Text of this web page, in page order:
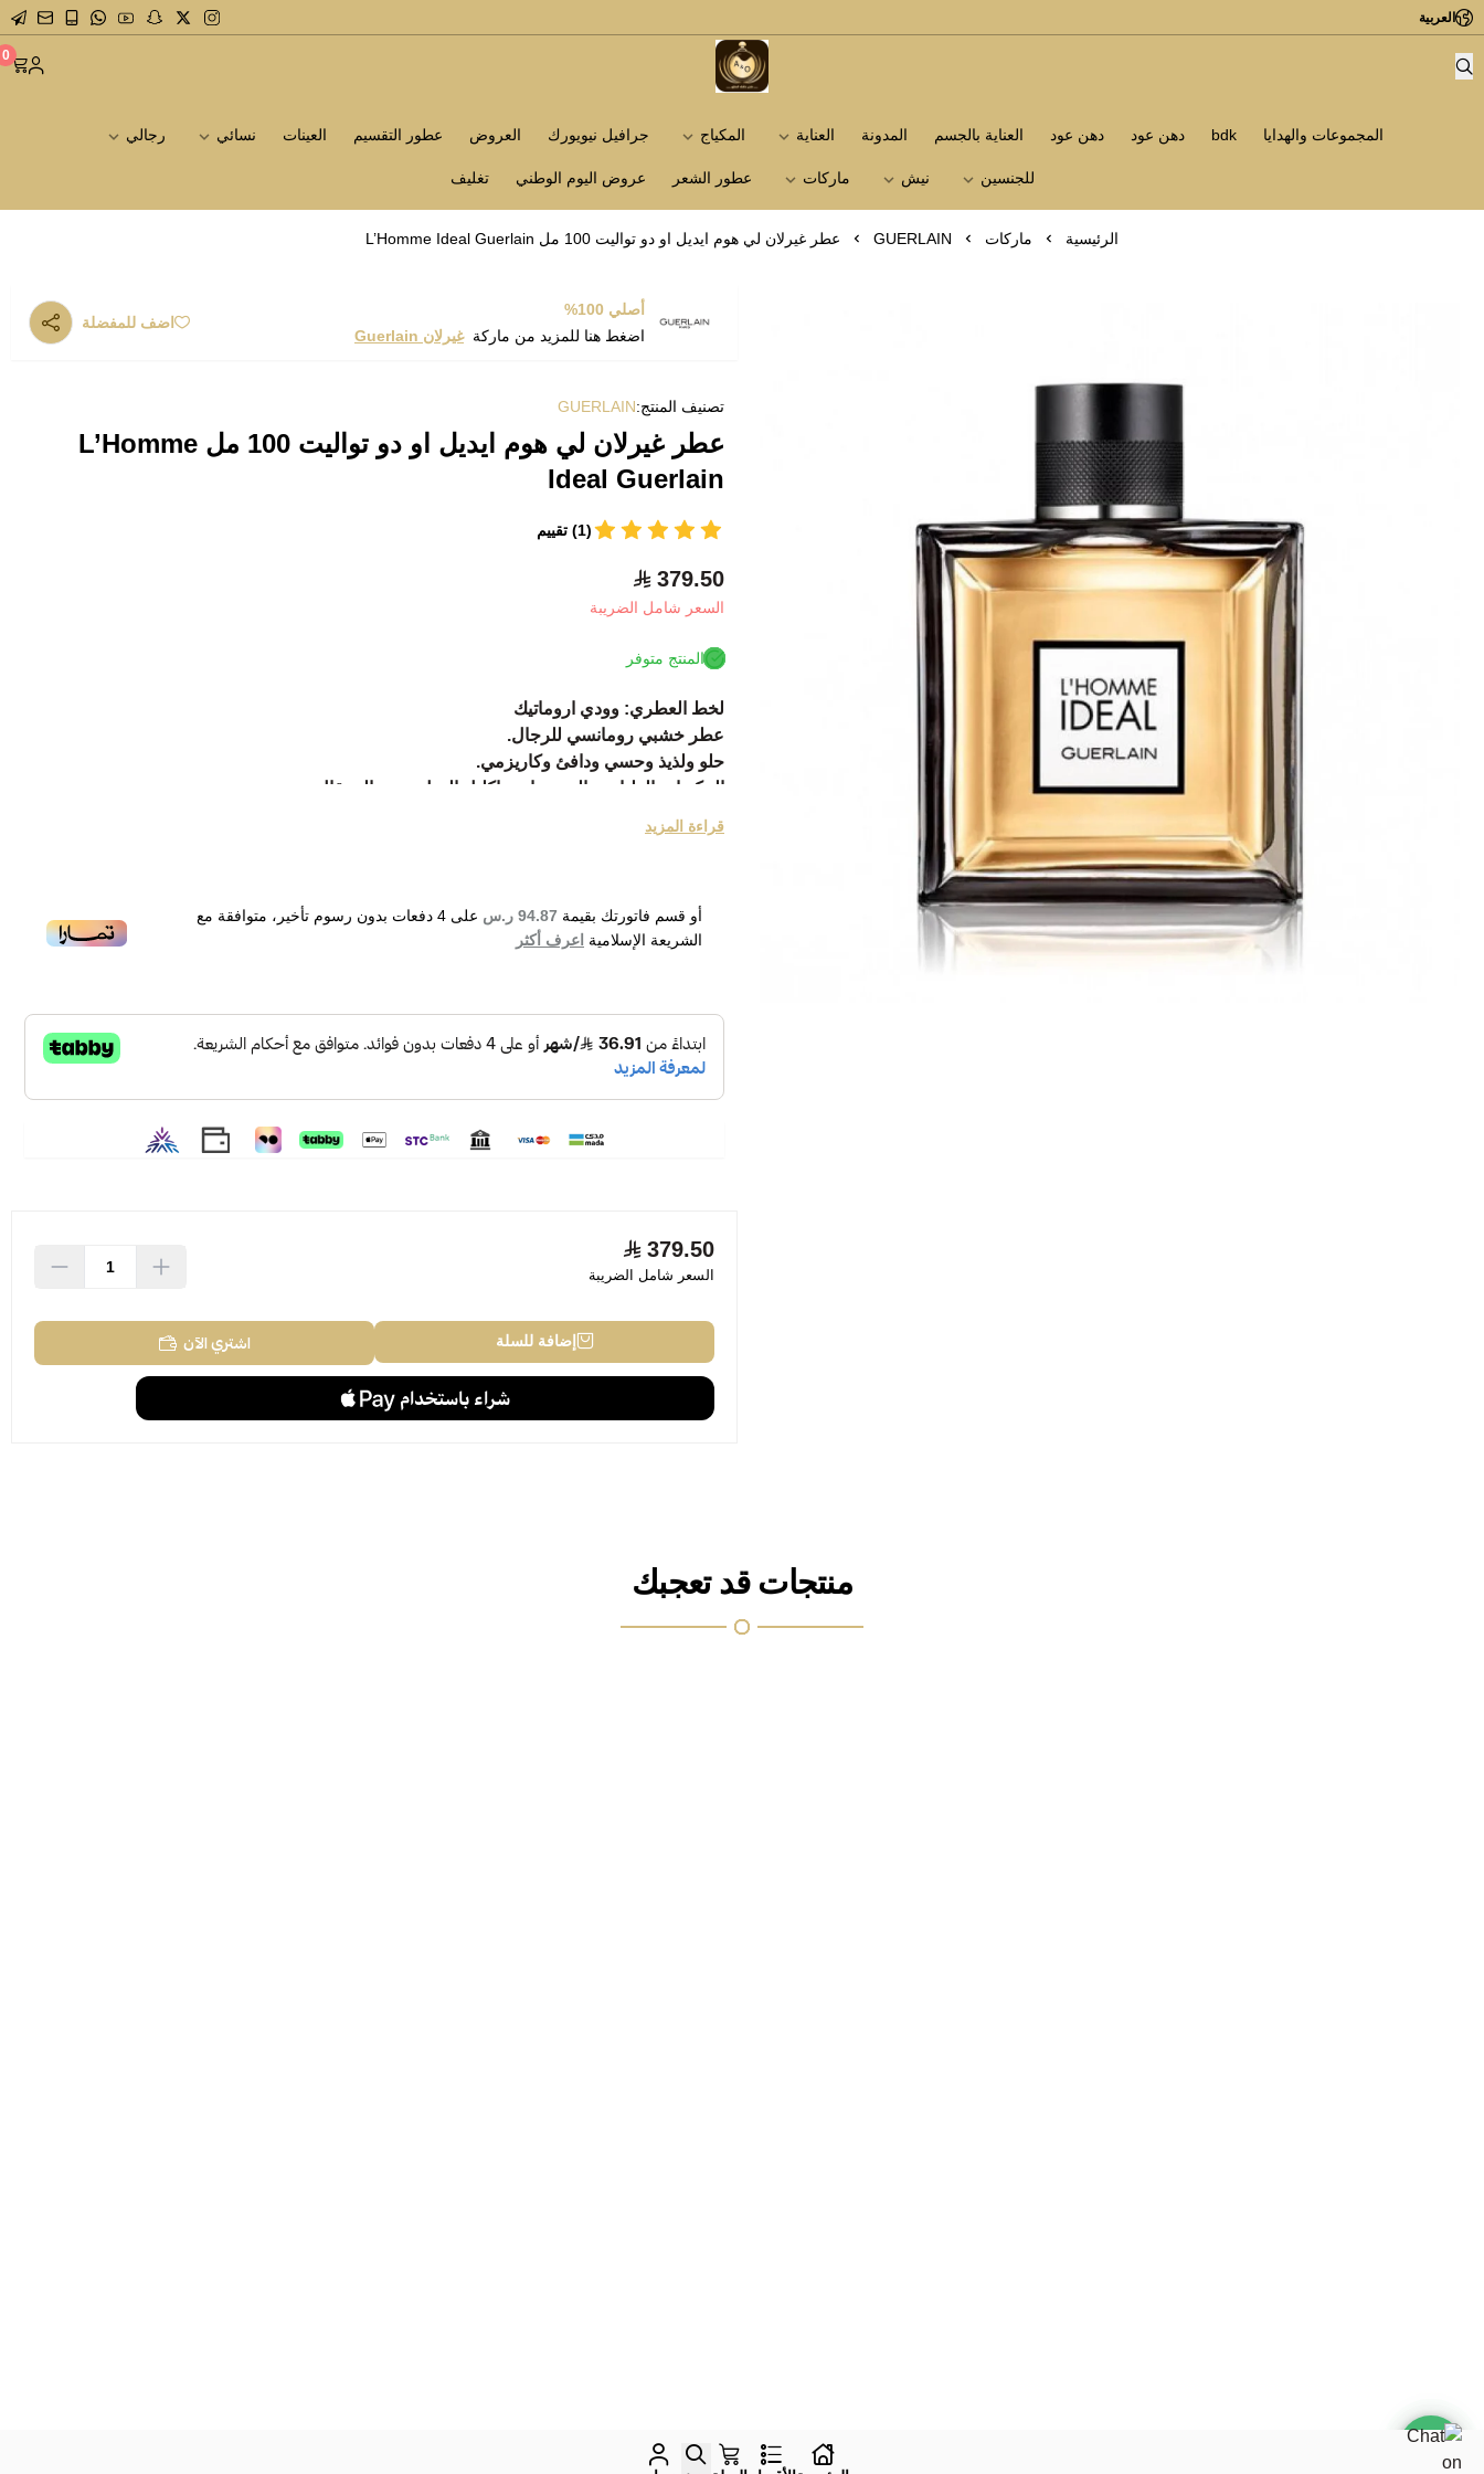
العربية
متجر عاشق العطور 0
المجموعات والهدايا bdk دهن عود دهن عود العناية بالجسم المدونة العناية المكياج جرافيل نيويورك العروض عطور التقسيم العينات نسائي رجالي
للجنسين نيش ماركات عطور الشعر عروض اليوم الوطني تغليف
الرئيسية ماركات GUERLAIN عطر غيرلان لي هوم ايديل او دو تواليت 100 مل L’Homme Ideal Guerlain
أصلي 100%
اضغط هنا للمزيد من ماركة غيرلان Guerlain
اضف للمفضلة
تصنيف المنتج:GUERLAIN
عطر غيرلان لي هوم ايديل او دو تواليت 100 مل L’Homme
Ideal Guerlain
(1) تقييم
379.50
السعر شامل الضريبة
المنتج متوفر
لخط العطري: وودي اروماتيك
عطر خشبي رومانسي للرجال.
حلو ولذيذ وحسي ودافئ وكاريزمي.
المكونات العليا من الحمضيات وإكليل الجبل وزهر البرتقال.
مكونات الوسط من اللوز وفول التونكا.
المكونات الأساسية من الجلود وخشب الأرز ونجيل الهند.
Guerlain L’Homme Ideal Eau de Toilette 50ml
قراءة المزيد
أو قسم فاتورتك بقيمة 94.87 ر.س على 4 دفعات بدون رسوم تأخير، متوافقة مع
الشريعة الإسلامية اعرف أكثر
379.50
السعر شامل الضريبة
إضافة للسلة اشتري الآن
منتجات قد تعجبك